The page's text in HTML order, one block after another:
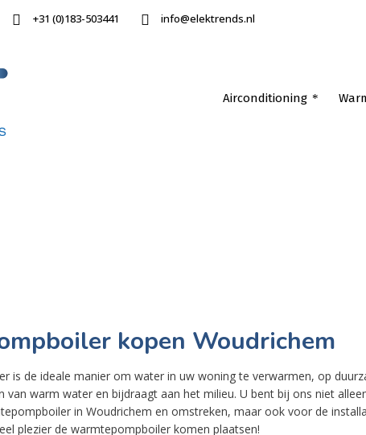
+31 (0)183-503441 info@elektrends.nl
Airconditioning
kopen Woudrichem
is de ideale manier om water in uw woning te verwarmen, op
van warm water en bijdraagt aan het milieu. U bent bij ons niet
in Woudrichem en omstreken, maar ook voor de
plezier de warmtepompboiler komen plaatsen!